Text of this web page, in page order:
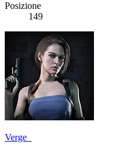
Posizione
149
Verge_